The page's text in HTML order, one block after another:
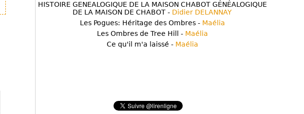
HISTOIRE GENEALOGIQUE DE LA MAISON CHABOT GÉNÉALOGIQUE
DE LA MAISON DE CHABOT - Didier DELANNAY
Les Pogues: Héritage des Ombres - Maélia
Les Ombres de Tree Hill - Maélia
Ce qu'il m'a laissé - Maélia